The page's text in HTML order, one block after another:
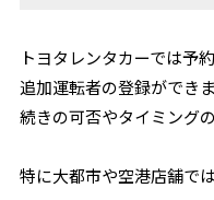
トヨタレンタカーでは予
追加運転者の登録ができ
続きの可否やタイミング
特に大都市や空港店舗で